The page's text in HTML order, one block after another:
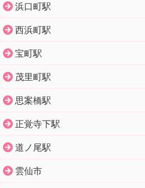
浜口町駅
西浜町駅
宝町駅
茂里町駅
思案橋駅
正覚寺下駅
道ノ尾駅
雲仙市